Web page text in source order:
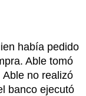
había pedido
Able tomó
no realizó
banco ejecutó